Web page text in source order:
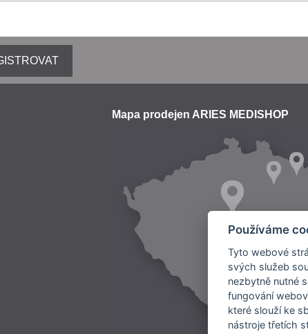
Mapa prodejen ARIES MEDISHOP
Používáme
Tyto webové
svých služeb
nezbytně nutné
fungování
které slouží ke
nástroje třetích